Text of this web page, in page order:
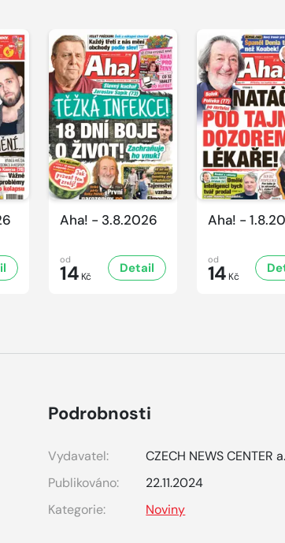
Aha! - 3.8.2026
od
14 Kč
Detail
Aha! -
od
14 Kč
Podrobnosti
Vydavatel:
CZECH NEWS CENTER
Publikováno:
22.11.2024
Kategorie:
Noviny